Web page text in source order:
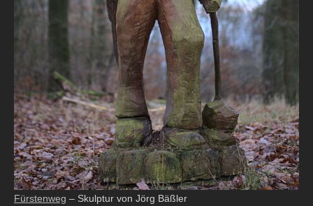
Fürstenweg – Skulptur von Jörg Bäßler